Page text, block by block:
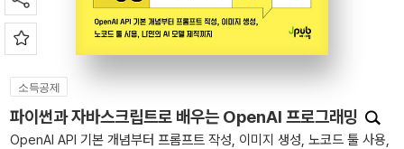
소득공제
파이썬과 자바스크립트로 배우는 OpenAI 프로그래밍
OpenAI API 기본 개념부터 프롬프트 작성, 이미지 생성, 노코드 툴 사용,